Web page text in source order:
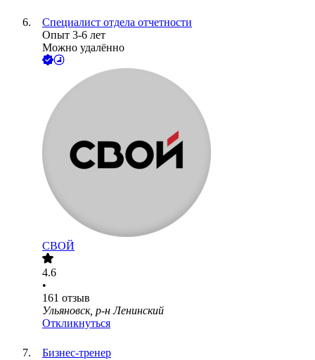
Специалист отдела отчетности
Опыт 3-6 лет
Можно удалённо
СВОЙ
4.6
•
161 отзыв
Ульяновск, р-н Ленинский
Откликнуться
Бизнес-тренер